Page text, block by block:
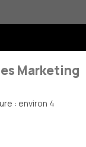
Marketing
: environ 4